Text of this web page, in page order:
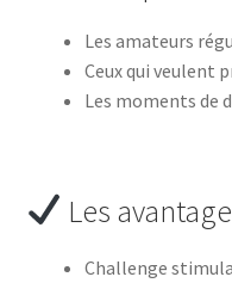
Les amateurs
Ceux qui veulent
Les moments de
Les
Challenge